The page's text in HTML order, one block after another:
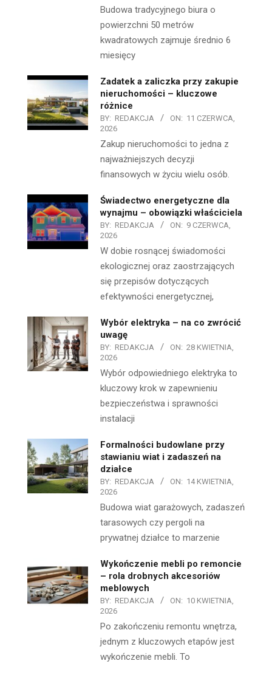
Budowa tradycyjnego biura o
powierzchni 50 metrów
kwadratowych zajmuje średnio 6
miesięcy
Zadatek a zaliczka przy zakupie
nieruchomości – kluczowe
różnice
BY: REDAKCJA ON: 11 CZERWCA,
2026
Zakup nieruchomości to jedna z
najważniejszych decyzji
finansowych w życiu wielu osób.
Świadectwo energetyczne dla
wynajmu – obowiązki właściciela
BY: REDAKCJA ON: 9 CZERWCA,
2026
W dobie rosnącej świadomości
ekologicznej oraz zaostrzających
się przepisów dotyczących
efektywności energetycznej,
Wybór elektryka – na co zwrócić
uwagę
BY: REDAKCJA ON: 28 KWIETNIA,
2026
Wybór odpowiedniego elektryka to
kluczowy krok w zapewnieniu
bezpieczeństwa i sprawności
instalacji
Formalności budowlane przy
stawianiu wiat i zadaszeń na
działce
BY: REDAKCJA ON: 14 KWIETNIA,
2026
Budowa wiat garażowych, zadaszeń
tarasowych czy pergoli na
prywatnej działce to marzenie
Wykończenie mebli po remoncie
– rola drobnych akcesoriów
meblowych
BY: REDAKCJA ON: 10 KWIETNIA,
2026
Po zakończeniu remontu wnętrza,
jednym z kluczowych etapów jest
wykończenie mebli. To